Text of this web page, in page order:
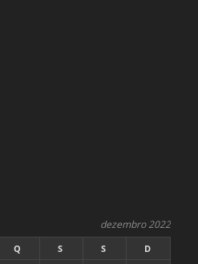
dezembro 2022
Q S S D